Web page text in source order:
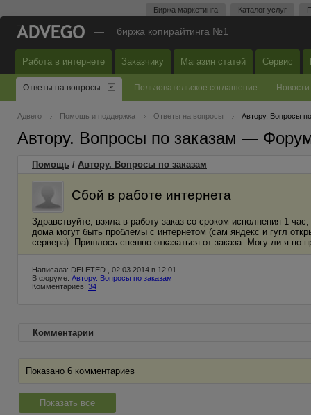
Биржа маркетинга Каталог услуг
— биржа копирайтинга №1
Работа в интернете Заказчику Магазин статей Сервис
Ответы на вопросы Пользовательское соглашение Новости
Адвего Помощь и поддержка Ответы на вопросы Автору. Вопросы
Автору. Вопросы по заказам —
Помощь / Автору. Вопросы по заказам
Сбой в работе интернета
Здравствуйте, взяла в работу заказ со сроком исполнения 1
дома могут быть проблемы с интернетом (сам яндекс и гугл
сервера). Пришлось спешно отказаться от заказа. Могу ли я по
Написала: DELETED , 02.03.2014 в 12:01
В форуме: Автору. Вопросы по заказам
Комментариев: 34
Комментарии
Показано 6 комментариев
Показать все